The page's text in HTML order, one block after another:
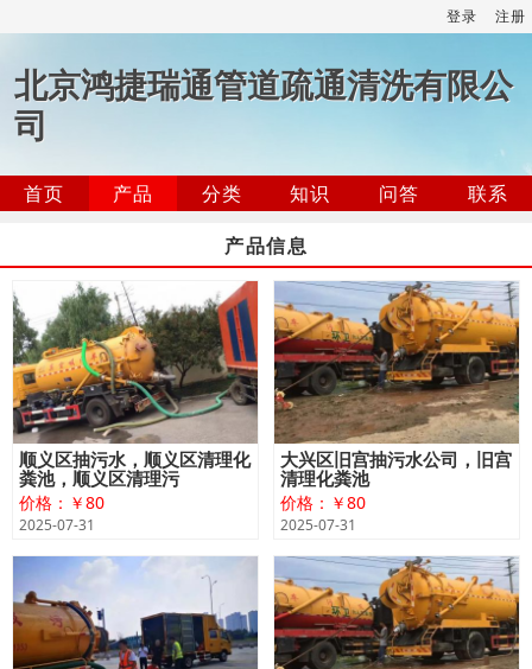
登录 注册
北京鸿捷瑞通管道疏通清洗有限公
司
首页 产品 分类 知识 问答
联系
产品信息
顺义区抽污水，顺义区清理化
粪池，顺义区清理污
价格：￥80
2025-07-31
大兴区旧宫抽污水公司，旧宫
清理化粪池
价格：￥80
2025-07-31